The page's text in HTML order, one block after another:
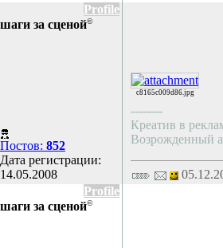
Profile
шаги за сценой©
Постов: 852
Дата регистрации:
14.05.2008
c8165c009d86.jpg
--------
Креатив в
Возрожденный
Profile
шаги за сценой©